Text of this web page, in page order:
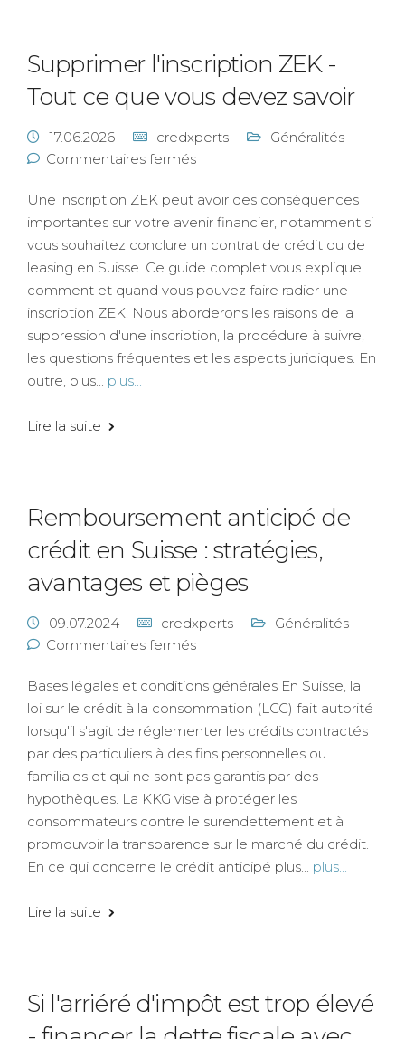
Supprimer l'inscription ZEK -
Tout ce que vous devez savoir
17.06.2026 credxperts
Généralités
Commentaires fermés
Une inscription ZEK peut avoir des conséquences
importantes sur votre avenir financier, notamment si
vous souhaitez conclure un contrat de crédit ou de
leasing en Suisse. Ce guide complet vous explique
comment et quand vous pouvez faire radier une
inscription ZEK. Nous aborderons les raisons de la
suppression d'une inscription, la procédure à suivre,
les questions fréquentes et les aspects juridiques. En
outre, plus... plus...
Lire la suite
Remboursement anticipé de
crédit en Suisse : stratégies,
avantages et pièges
09.07.2024 credxperts
Généralités
Commentaires fermés
Bases légales et conditions générales En Suisse, la
loi sur le crédit à la consommation (LCC) fait autorité
lorsqu'il s'agit de réglementer les crédits contractés
par des particuliers à des fins personnelles ou
familiales et qui ne sont pas garantis par des
hypothèques. La KKG vise à protéger les
consommateurs contre le surendettement et à
promouvoir la transparence sur le marché du crédit.
En ce qui concerne le crédit anticipé plus... plus...
Lire la suite
Si l'arriéré d'impôt est trop élevé